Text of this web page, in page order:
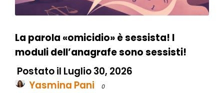
La parola «omicidio» è sessista! I
moduli dell’anagrafe sono sessisti!
Postato il Luglio 30, 2026
Yasmina Pani
0